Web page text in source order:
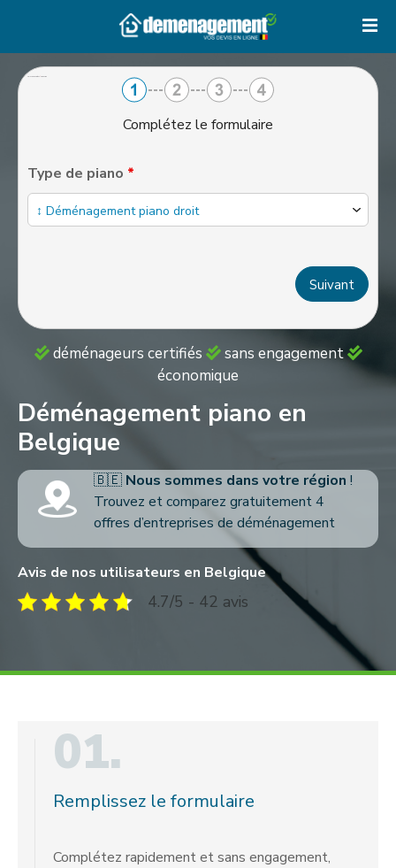
i
Complétez le formulaire
Type de piano *
déménageurs certifiés
sans engagement
économique
Déménagement piano en
Belgique
🇧🇪 Nous sommes dans votre région !
Trouvez et comparez gratuitement 4
offres d’entreprises de déménagement
Avis de nos utilisateurs en Belgique
4.7/5 - 42 avis
01.
Remplissez le formulaire
Complétez rapidement et sans engagement,